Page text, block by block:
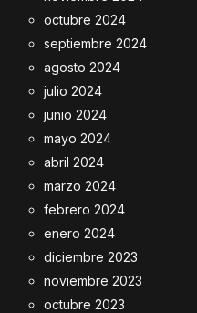
octubre 2024
septiembre 2024
agosto 2024
julio 2024
junio 2024
mayo 2024
abril 2024
marzo 2024
febrero 2024
enero 2024
diciembre 2023
noviembre 2023
octubre 2023